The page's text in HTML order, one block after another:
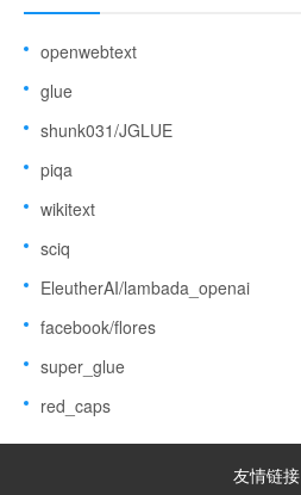
openwebtext
glue
shunk031/JGLUE
piqa
wikitext
sciq
EleutherAI/lambada_openai
facebook/flores
super_glue
red_caps
友情链接